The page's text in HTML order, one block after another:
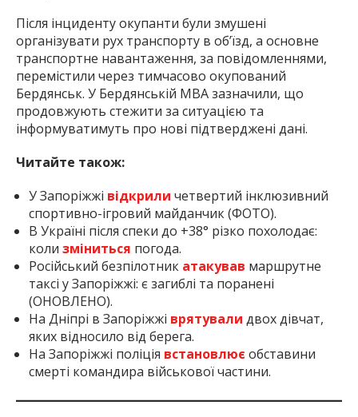
Після інциденту окупанти були змушені
організувати рух транспорту в об’їзд, а основне
транспортне навантаження, за повідомленнями,
перемістили через тимчасово окупований
Бердянськ. У Бердянській МВА зазначили, що
продовжують стежити за ситуацією та
інформуватимуть про нові підтверджені дані.
Читайте також:
У Запоріжжі відкрили четвертий інклюзивний
спортивно-ігровий майданчик (ФОТО).
В Україні після спеки до +38° різко похолодає:
коли зміниться погода.
Російський безпілотник атакував маршрутне
таксі у Запоріжжі: є загиблі та поранені
(ОНОВЛЕНО).
На Дніпрі в Запоріжжі врятували двох дівчат,
яких відносило від берега.
На Запоріжжі поліція встановлює обставини
смерті командира військової частини.